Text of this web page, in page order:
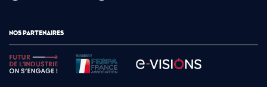
NOS PARTENAIRES